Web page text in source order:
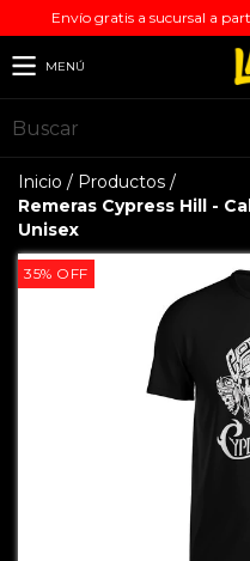
Envío gratis a sucursal a
MENÚ
Inicio / Productos /
Remeras Cypress Hill -
Unisex
35% OFF